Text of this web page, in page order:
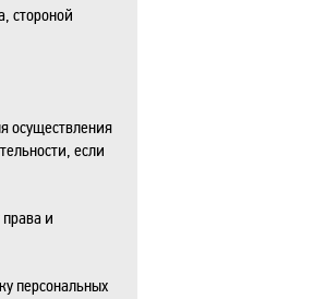
стороной
осуществления
если
и
персональных